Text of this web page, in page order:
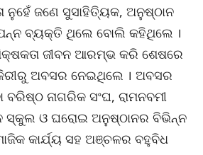
ନୁହେଁ ଜଣେ ସୁସାହିତ୍ୟିକ, ଅନୁଷ୍ଠାନ
ବ୍ୟକ୍ତି ଥିଲେ ବୋଲି କହିଥିଲେ ।
ଜୀବନ ଆରମ୍ଭ କରି ଶେଷରେ
ଅବସର ନେଇଥିଲେ । ଅବସର
ନାଗରିକ ସଂଘ, ରାମନବମୀ
ସ୍କୁଲ ଓ ଘରୋଇ ଅନୁଷ୍ଠାନର ବିଭିନ୍ନ
କାର୍ଯ୍ୟ ସହ ଅଞ୍ଚଳର ବହୁବିଧ